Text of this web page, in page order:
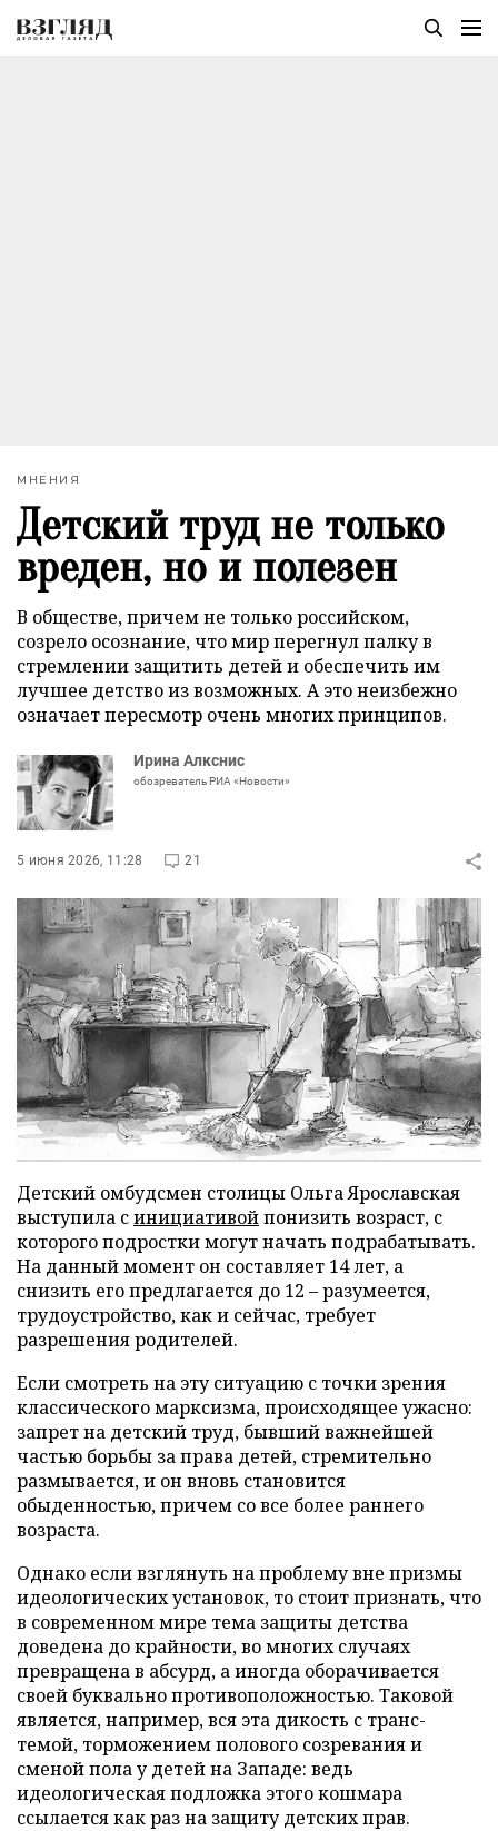
МНЕНИЯ
Детский труд не только
вреден, но и полезен
В обществе, причем не только российском,
созрело осознание, что мир перегнул палку в
стремлении защитить детей и обеспечить им
лучшее детство из возможных. А это неизбежно
означает пересмотр очень многих принципов.
Ирина Алкснис
обозреватель РИА «Новости»
5 июня 2026, 11:28 21
Детский омбудсмен столицы Ольга Ярославская
выступила синициативойпонизить возраст, с
которого подростки могут начать подрабатывать.
На данный момент он составляет 14 лет, а
снизить его предлагается до 12 – разумеется,
трудоустройство, как и сейчас, требует
разрешения родителей.
Если смотреть на эту ситуацию с точки зрения
классического марксизма, происходящее ужасно:
запрет на детский труд, бывший важнейшей
частью борьбы за права детей, стремительно
размывается, и он вновь становится
обыденностью, причем со все более раннего
возраста.
Однако если взглянуть на проблему вне призмы
идеологических установок, то стоит признать, что
в современном мире тема защиты детства
доведена до крайности, во многих случаях
превращена в абсурд, а иногда оборачивается
своей буквально противоположностью. Таковой
является, например, вся эта дикость с транс-
темой, торможением полового созревания и
сменой пола у детей на Западе: ведь
идеологическая подложка этого кошмара
ссылается как раз на защиту детских прав.